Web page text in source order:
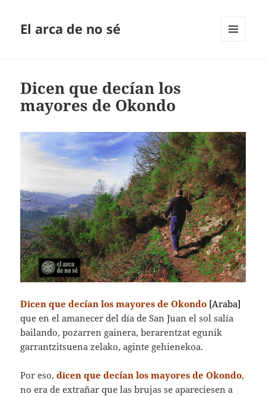
El arca de no sé
Dicen que decían los
mayores de Okondo
Dicen que decían los mayores de Okondo [Araba]
que en el amanecer del día de San Juan el sol salía
bailando, pozarren gainera, berarentzat egunik
garrantzitsuena zelako, aginte gehienekoa.
Por eso,dicen que decían los mayores de Okondo,
no era de extrañar que las brujas se apareciesen a